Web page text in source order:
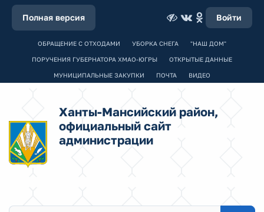
Полная версия Войти
ОБРАЩЕНИЕ С ОТХОДАМИ УБОРКА СНЕГА "НАШ ДОМ"
ПОРУЧЕНИЯ ГУБЕРНАТОРА ХМАО-ЮГРЫ ОТКРЫТЫЕ ДАННЫЕ
МУНИЦИПАЛЬНЫЕ ЗАКУПКИ ПОЧТА ВИДЕО
Ханты-Мансийский район,
официальный сайт
администрации